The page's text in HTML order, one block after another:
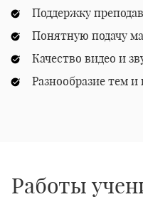
Поддержку
Понятную подачу
Качество видео и
Разнообразие тем
Работы